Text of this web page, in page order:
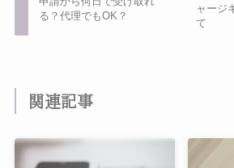
る？代理でもOK？
ャージ
て
関連記事